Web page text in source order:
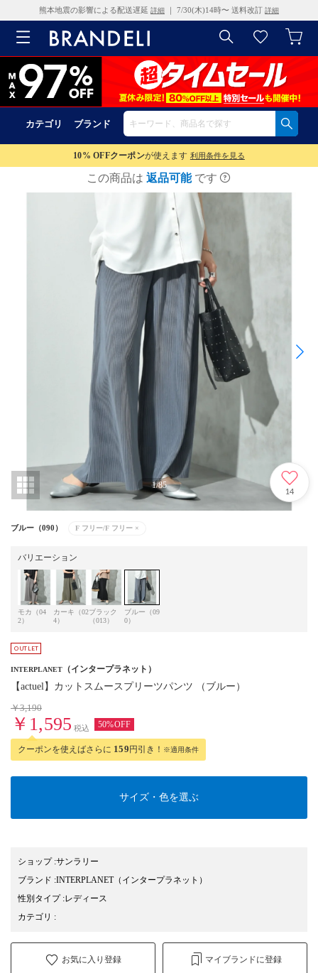
熊本地震の影響による配送遅延 詳細 ｜ 7/30(木)14時〜 送料改訂 詳細
カテゴリ ブランド
10% OFFクーポンが使えます 利用条件を見る
この商品は 返品可能 です
1/85
14
ブルー（090） F フリー/F フリー ×
バリエーション
モカ（04
2）
カーキ（02
4）
ブラック
（013）
ブルー（09
0）
INTERPLANET （インタープラネット）
【actuel】カットスムースプリーツパンツ （ブルー）
￥3,190
￥1,595 税込 50%OFF
クーポンを使えばさらに 159円引き！ ※適用条件
サイズ・色を選ぶ
ショップ:サンラリー
ブランド :INTERPLANET（インタープラネット）
性別タイプ:レディース
カテゴリ :
お気に入り登録 マイブランドに登録